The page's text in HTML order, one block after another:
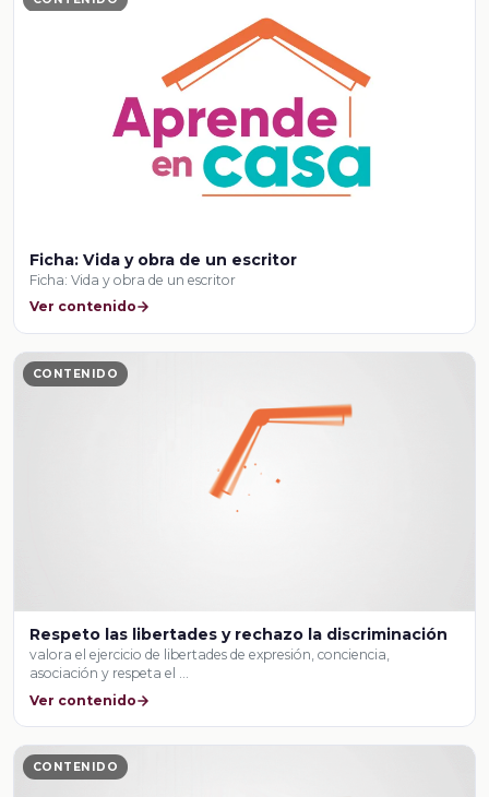
Ficha: Vida y obra de un escritor
Ficha: Vida y obra de un escritor
Ver contenido
CONTENIDO
Respeto las libertades y rechazo la discriminación
valora el ejercicio de libertades de expresión, conciencia,
asociación y respeta el …
Ver contenido
CONTENIDO